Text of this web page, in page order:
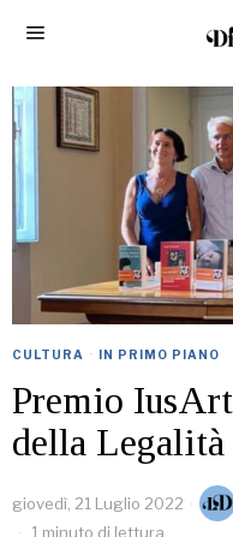
CULTURA · IN PRIMO PIANO
Premio
della Legalità
giovedì, 21 Luglio 2022
1 minuto di lettura